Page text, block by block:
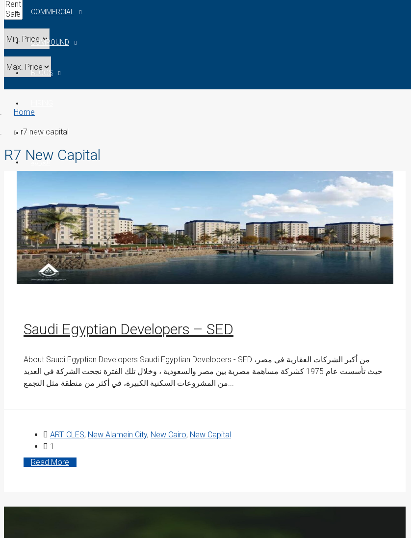
COMMERCIAL
COMPOUND
BLOGS
CONTACT
العربية
Home
r7 new capital
R7 New Capital
Saudi Egyptian Developers – SED
About Saudi Egyptian Developers Saudi Egyptian Developers - SED من أكبر الشركات العقارية في مصر،
حيث تأسست عام 1975 كشركة مساهمة مصرية بين مصر والسعودية ، وخلال تلك الفترة نجحت الشركة في العديد
من المشروعات السكنية الكبيرة، في أكثر من منطقة مثل التجمع...
ARTICLES, New Alamein City, New Cairo, New Capital
1
Read More